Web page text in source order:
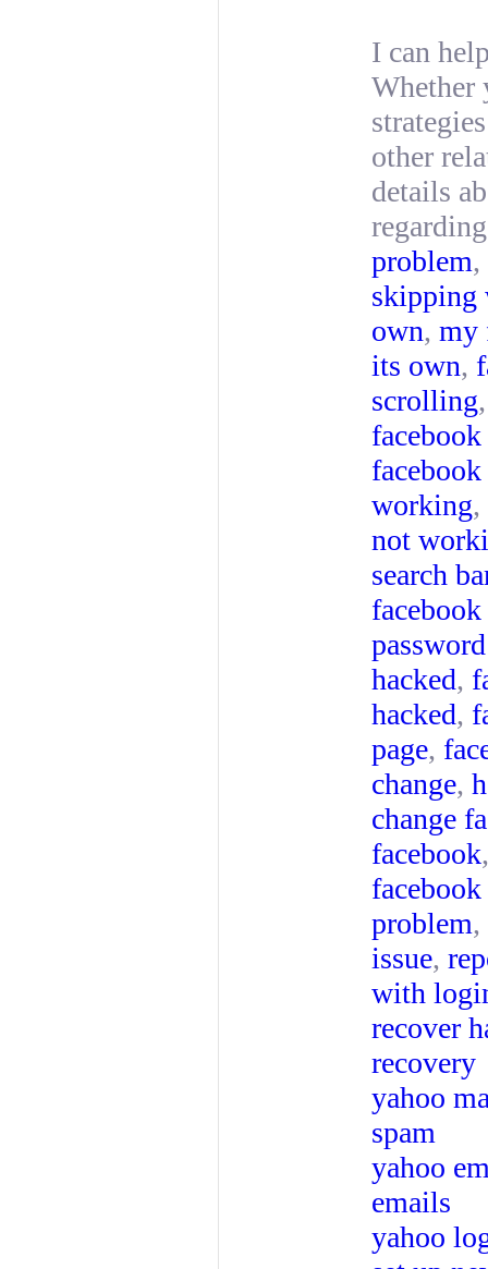
I can
Whether
other
details
problem,
skipping
own, my
its own,
scrolling
working,
not
search
hacked,
hacked,
page,
change,
change
facebook
problem,
issue,
with
recover
recovery
yahoo
spam
yahoo
emails
yahoo